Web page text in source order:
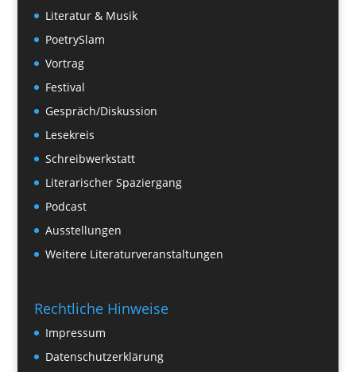
Literatur & Musik
PoetrySlam
Vortrag
Festival
Gespräch/Diskussion
Lesekreis
Schreibwerkstatt
Literarischer Spaziergang
Podcast
Ausstellungen
Weitere Literaturveranstaltungen
Rechtliche Hinweise
Impressum
Datenschutzerklärung